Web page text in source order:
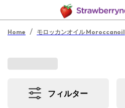
Home / モロッカンオイル Moroccanoil
フィルター